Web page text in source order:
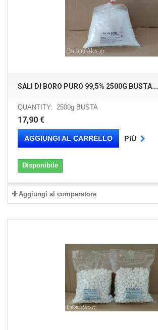
SALI DI BORO PURO 99,5% 2500G BUSTA...
QUANTITY: 2500g BUSTA
17,90 €
AGGIUNGI AL CARRELLO PIÙ
Disponibile
Aggiungi al comparatore